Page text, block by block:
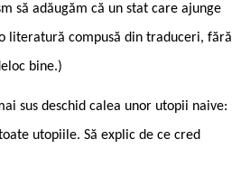
să adăugăm că un stat care ajunge
literatură compusă din traduceri, fără
bine.)
sus deschid calea unor utopii naive:
utopiile. Să ex­plic de ce cred